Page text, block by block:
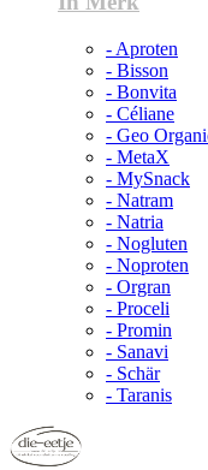
- Aproten
- Bisson
- Bonvita
- Céliane
- Geo
- MetaX
- MySnack
- Natram
- Natria
- Nogluten
- Noproten
- Orgran
- Proceli
- Promin
- Sanavi
- Schär
- Taranis